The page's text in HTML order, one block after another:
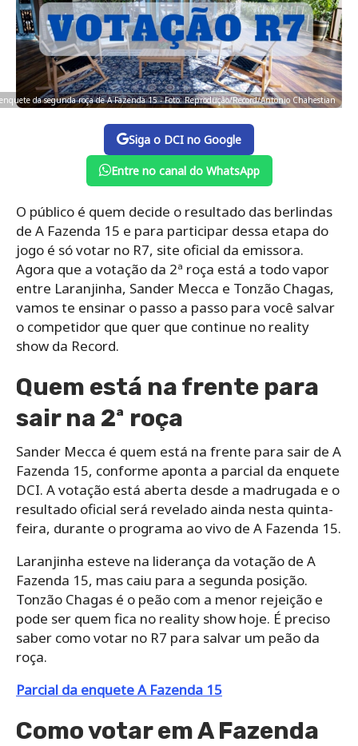
da segunda roça de A Fazenda 15 - Foto: Reprodução/Record/Antonio Chahestian
Siga o DCI no Google
Entre no canal do WhatsApp
O público é quem decide o resultado das berlindas
de A Fazenda 15 e para participar dessa etapa do
jogo é só votar no R7, site oficial da emissora.
Agora que a votação da 2ª roça está a todo vapor
entre Laranjinha, Sander Mecca e Tonzão Chagas,
vamos te ensinar o passo a passo para você salvar
o competidor que quer que continue no reality
show da Record.
Quem está na frente para
sair na 2ª roça
Sander Mecca é quem está na frente para sair de A
Fazenda 15, conforme aponta a parcial da enquete
DCI. A votação está aberta desde a madrugada e o
resultado oficial será revelado ainda nesta quinta-
feira, durante o programa ao vivo de A Fazenda 15.
Laranjinha esteve na liderança da votação de A
Fazenda 15, mas caiu para a segunda posição.
Tonzão Chagas é o peão com a menor rejeição e
pode ser quem fica no reality show hoje. É preciso
saber como votar no R7 para salvar um peão da
roça.
Parcial da enquete A Fazenda 15
Como votar em A Fazenda